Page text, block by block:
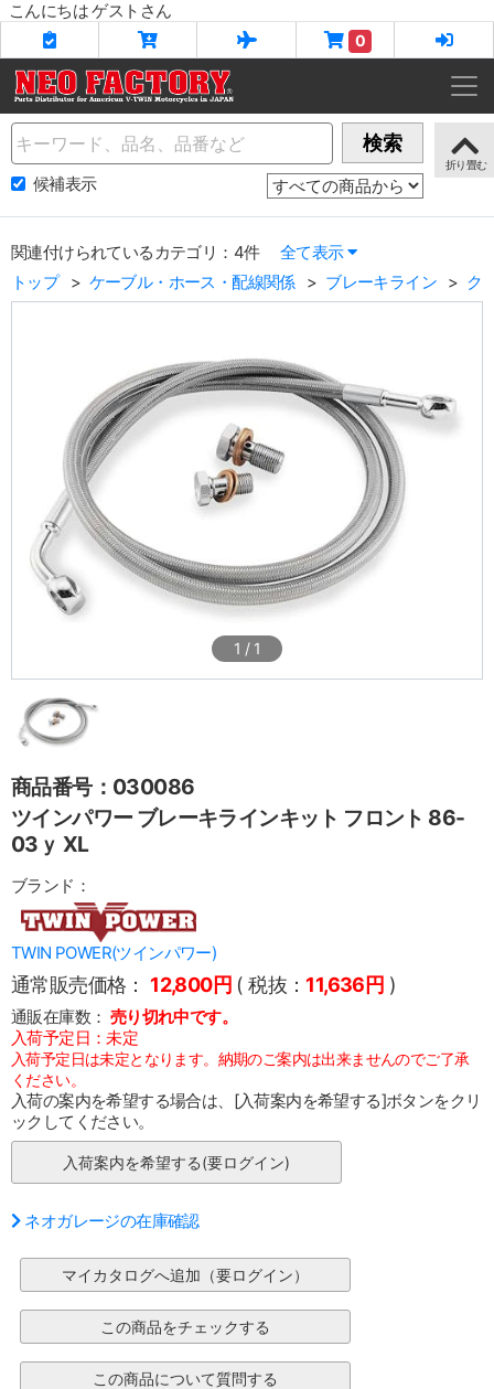
こんにちは ゲストさん
0
Name 検索
候補表示
関連付けられているカテゴリ：4件
全て表示
トップ
ケーブル・ホース・配線関係 ブレーキライン ク
1 / 1
商品番号：030086
ツインパワー ブレーキラインキット フロント 86-
03ｙ XL
ブランド：
TWIN POWER(ツインパワー)
通常販売価格： 12,800円 ( 税抜： 11,636円 )
通販在庫数： 売り切れ中です。
入荷予定日：未定
入荷予定日は未定となります。納期のご案内は出来ませんのでご了承
ください。
入荷の案内を希望する場合は、[入荷案内を希望する]ボタンをクリ
ックしてください。
ネオガレージの在庫確認